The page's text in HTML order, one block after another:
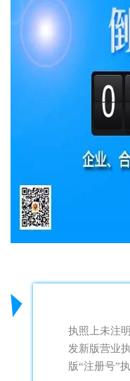
执照上未注
发新版营业
版“注册号”执